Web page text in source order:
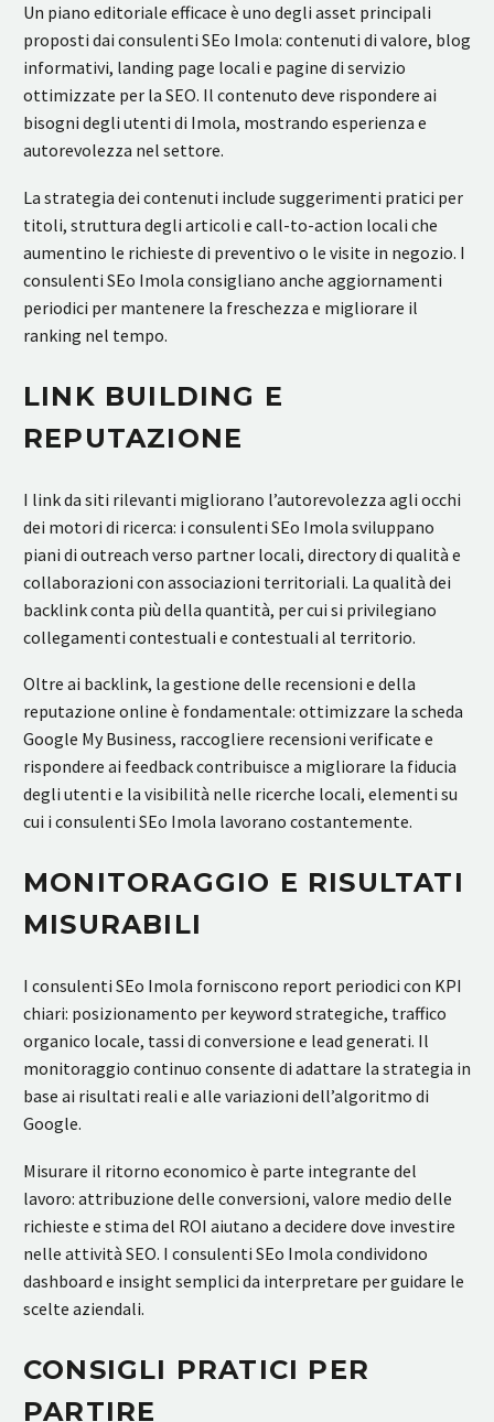
Un piano editoriale efficace è uno degli asset principali
proposti dai consulenti SEo Imola: contenuti di valore, blog
informativi, landing page locali e pagine di servizio
ottimizzate per la SEO. Il contenuto deve rispondere ai
bisogni degli utenti di Imola, mostrando esperienza e
autorevolezza nel settore.
La strategia dei contenuti include suggerimenti pratici per
titoli, struttura degli articoli e call-to-action locali che
aumentino le richieste di preventivo o le visite in negozio. I
consulenti SEo Imola consigliano anche aggiornamenti
periodici per mantenere la freschezza e migliorare il
ranking nel tempo.
LINK BUILDING E
REPUTAZIONE
I link da siti rilevanti migliorano l’autorevolezza agli occhi
dei motori di ricerca: i consulenti SEo Imola sviluppano
piani di outreach verso partner locali, directory di qualità e
collaborazioni con associazioni territoriali. La qualità dei
backlink conta più della quantità, per cui si privilegiano
collegamenti contestuali e contestuali al territorio.
Oltre ai backlink, la gestione delle recensioni e della
reputazione online è fondamentale: ottimizzare la scheda
Google My Business, raccogliere recensioni verificate e
rispondere ai feedback contribuisce a migliorare la fiducia
degli utenti e la visibilità nelle ricerche locali, elementi su
cui i consulenti SEo Imola lavorano costantemente.
MONITORAGGIO E RISULTATI
MISURABILI
I consulenti SEo Imola forniscono report periodici con KPI
chiari: posizionamento per keyword strategiche, traffico
organico locale, tassi di conversione e lead generati. Il
monitoraggio continuo consente di adattare la strategia in
base ai risultati reali e alle variazioni dell’algoritmo di
Google.
Misurare il ritorno economico è parte integrante del
lavoro: attribuzione delle conversioni, valore medio delle
richieste e stima del ROI aiutano a decidere dove investire
nelle attività SEO. I consulenti SEo Imola condividono
dashboard e insight semplici da interpretare per guidare le
scelte aziendali.
CONSIGLI PRATICI PER
PARTIRE